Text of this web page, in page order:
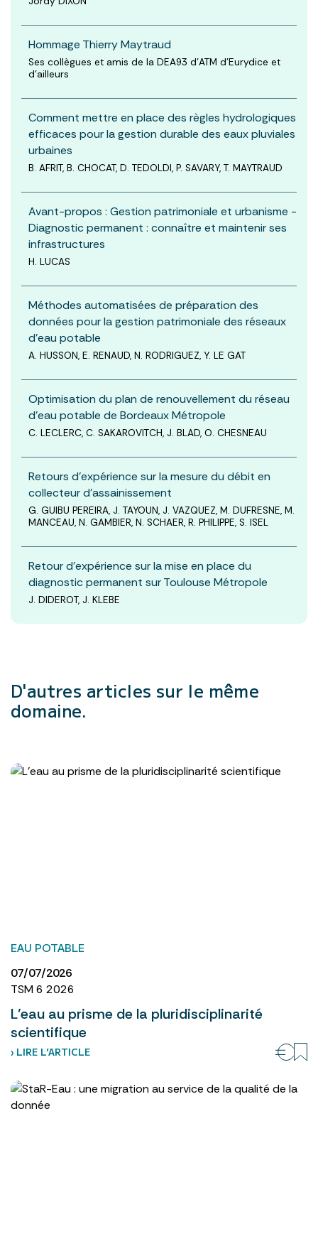
Hommage Thierry Maytraud
Ses collègues et amis de la DEA93 d'ATM d'Eurydice et
d'ailleurs
Comment mettre en place des règles hydrologiques
efficaces pour la gestion durable des eaux pluviales
urbaines
B. AFRIT, B. CHOCAT, D. TEDOLDI, P. SAVARY, T. MAYTRAUD
Avant-propos : Gestion patrimoniale et urbanisme -
Diagnostic permanent : connaître et maintenir ses
infrastructures
H. LUCAS
Méthodes automatisées de préparation des
données pour la gestion patrimoniale des réseaux
d’eau potable
A. HUSSON, E. RENAUD, N. RODRIGUEZ, Y. LE GAT
Optimisation du plan de renouvellement du réseau
d’eau potable de Bordeaux Métropole
C. LECLERC, C. SAKAROVITCH, J. BLAD, O. CHESNEAU
Retours d’expérience sur la mesure du débit en
collecteur d’assainissement
G. GUIBU PEREIRA, J. TAYOUN, J. VAZQUEZ, M. DUFRESNE, M.
MANCEAU, N. GAMBIER, N. SCHAER, R. PHILIPPE, S. ISEL
Retour d’expérience sur la mise en place du
diagnostic permanent sur Toulouse Métropole
J. DIDEROT, J. KLEBE
D'autres articles sur le même
domaine.
EAU POTABLE
07/07/2026
TSM 6 2026
L’eau au prisme de la pluridisciplinarité
scientifique
› LIRE L’ARTICLE